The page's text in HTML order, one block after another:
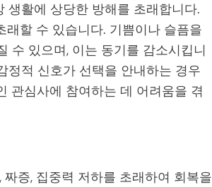
생활에 상당한 방해를 초래합니다.
할 수 있습니다. 기쁨이나 슬픔을
수 있으며, 이는 동기를 감소시킵니
정적 신호가 선택을 안내하는 경우
관심사에 참여하는 데 어려움을 겪
증, 집중력 저하를 초래하여 회복을